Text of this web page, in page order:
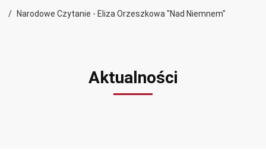
Narodowe Czytanie - Eliza Orzeszkowa "Nad Niemnem"
Aktualności